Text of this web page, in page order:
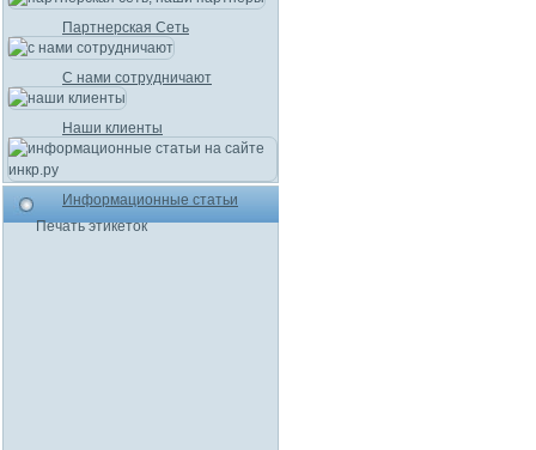
Партнерская Сеть
С нами сотрудничают
Наши клиенты
Информационные статьи
Печать этикеток